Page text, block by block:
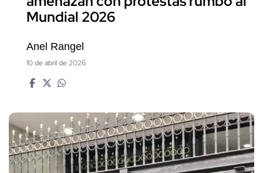
Mundial 2026
Anel Rangel
10 de abril de 2026